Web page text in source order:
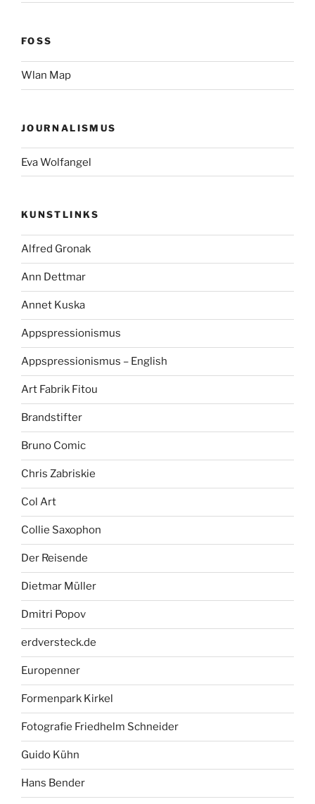
FOSS
Wlan Map
JOURNALISMUS
Eva Wolfangel
KUNSTLINKS
Alfred Gronak
Ann Dettmar
Annet Kuska
Appspressionismus
Appspressionismus – English
Art Fabrik Fitou
Brandstifter
Bruno Comic
Chris Zabriskie
Col Art
Collie Saxophon
Der Reisende
Dietmar Müller
Dmitri Popov
erdversteck.de
Europenner
Formenpark Kirkel
Fotografie Friedhelm Schneider
Guido Kühn
Hans Bender